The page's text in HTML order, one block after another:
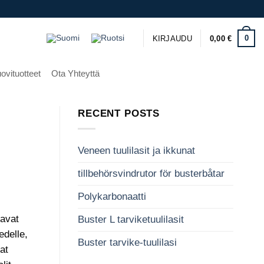
KIRJAUDU 0,00€ 0
Ota Yhteyttä
RECENT POSTS
Veneen tuulilasit ja ikkunat
tillbehörsvindrutor för busterbåtar
Polykarbonaatti
Buster L tarviketuulilasit
Buster tarvike-tuulilasi